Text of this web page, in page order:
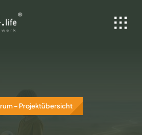
– Projektübersicht